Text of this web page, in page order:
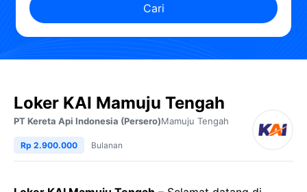
Cari
Loker KAI Mamuju Tengah
PT Kereta Api Indonesia (Persero)Mamuju Tengah
Rp 2.900.000 Bulanan